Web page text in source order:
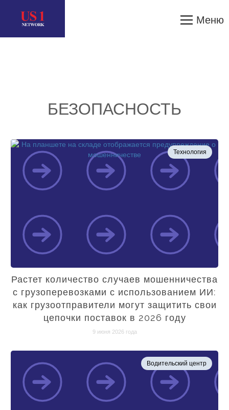
Меню
БЕЗОПАСНОСТЬ
Технология
Растет количество случаев мошенничества
с грузоперевозками с использованием ИИ:
как грузоотправители могут защитить свои
цепочки поставок в 2026 году
9 июня 2026 года
Водительский центр